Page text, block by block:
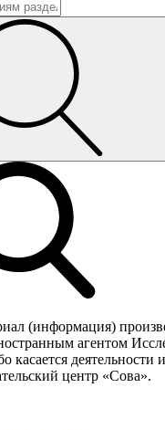
(информация)
агентом
касается деятельности
центр «Сова».